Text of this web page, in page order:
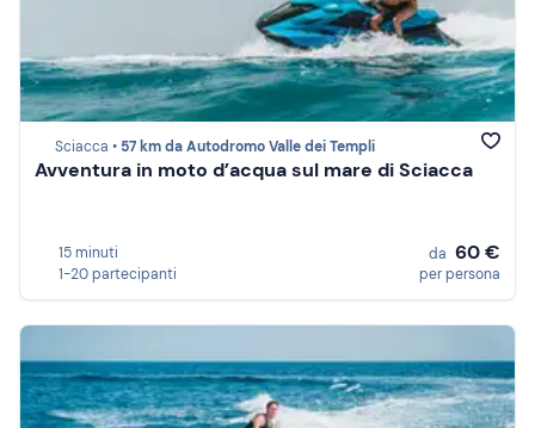
Sciacca • 57 km da Autodromo Valle dei Templi
Avventura in moto d’acqua sul mare di Sciacca
15 minuti
1-20 partecipanti
da 60 €
per persona